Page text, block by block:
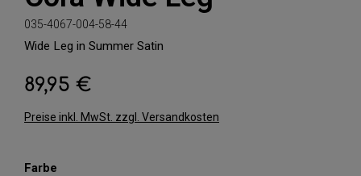
035-4067-004-58-44
Wide Leg in Summer Satin
Regulärer Preis:
89,95 €
Preise inkl. MwSt. zzgl. Versandkosten
Farbe